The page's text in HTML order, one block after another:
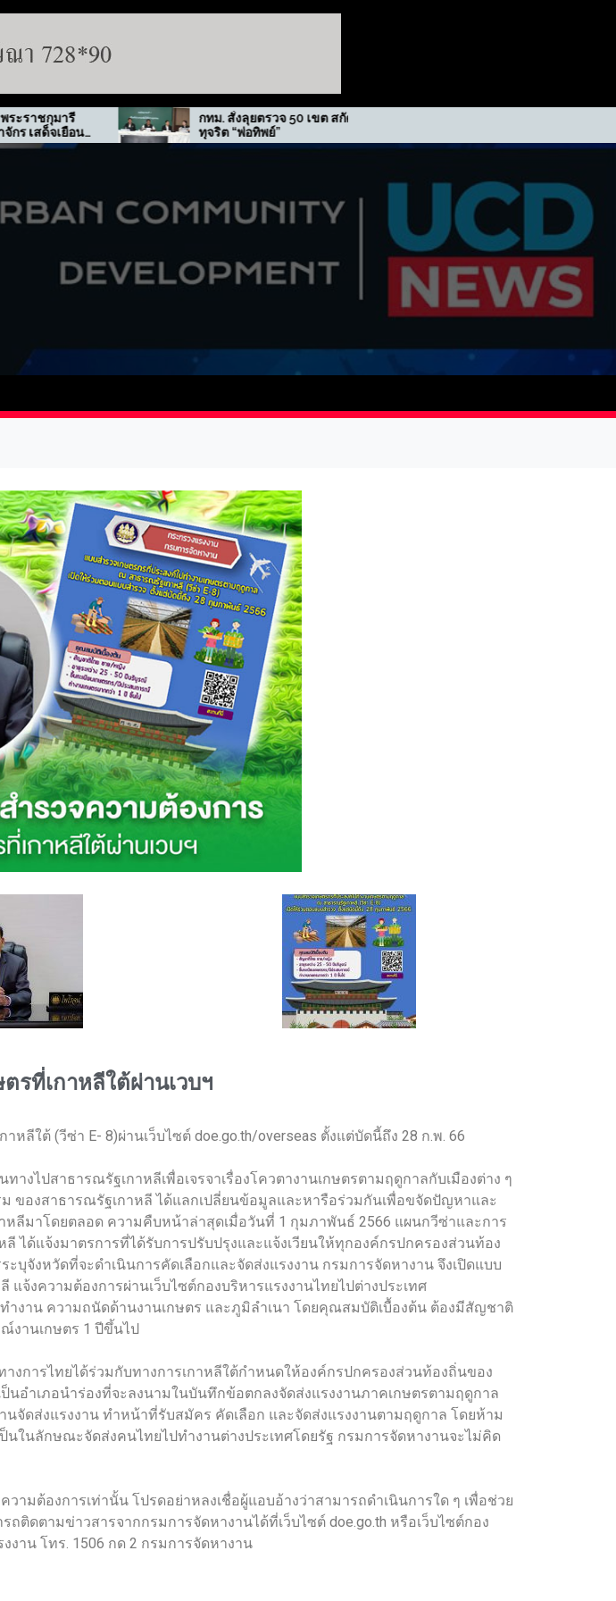
น
กทม. สั่งลุยตรวจ 50 เขต สกัดปม
ทุจริต “พ่อทิพย์”
รที่เกาหลีใต้ผ่านเวบฯ
ลีใต้ (วีซ่า E- 8)ผ่านเว็บไซต์ doe.go.th/overseas ตั้งแต่บัดนี้ถึง 28 ก.พ. 66
างไปสาธารณรัฐเกาหลีเพื่อเจรจาเรื่องโควตางานเกษตรตามฤดูกาลกับเมืองต่าง ๆ
ของสาธารณรัฐเกาหลี ได้แลกเปลี่ยนข้อมูลและหารือร่วมกันเพื่อขจัดปัญหาและ
หลีมาโดยตลอด ความคืบหน้าล่าสุดเมื่อวันที่ 1 กุมภาพันธ์ 2566 แผนกวีซ่าและการ
ได้แจ้งมาตรการที่ได้รับการปรับปรุงและแจ้งเวียนให้ทุกองค์กรปกครองส่วนท้อง
บุจังหวัดที่จะดำเนินการคัดเลือกและจัดส่งแรงงาน กรมการจัดหางาน จึงเปิดแบบ
จ้งความต้องการผ่านเว็บไซต์กองบริหารแรงงานไทยไปต่างประเทศ
ำงาน ความถนัดด้านงานเกษตร และภูมิลำเนา โดยคุณสมบัติเบื้องต้น ต้องมีสัญชาติ
งานเกษตร 1 ปีขึ้นไป
งการไทยได้ร่วมกับทางการเกาหลีใต้กำหนดให้องค์กรปกครองส่วนท้องถิ่นของ
อำเภอนำร่องที่จะลงนามในบันทึกข้อตกลงจัดส่งแรงงานภาคเกษตรตามฤดูกาล
นจัดส่งแรงงาน ทำหน้าที่รับสมัคร คัดเลือก และจัดส่งแรงงานตามฤดูกาล โดยห้าม
นลักษณะจัดส่งคนไทยไปทำงานต่างประเทศโดยรัฐ กรมการจัดหางานจะไม่คิด
ามต้องการเท่านั้น โปรดอย่าหลงเชื่อผู้แอบอ้างว่าสามารถดำเนินการใด ๆ เพื่อช่วย
ติดตามข่าวสารจากกรมการจัดหางานได้ที่เว็บไซต์ doe.go.th หรือเว็บไซต์กอง
งาน โทร. 1506 กด 2 กรมการจัดหางาน